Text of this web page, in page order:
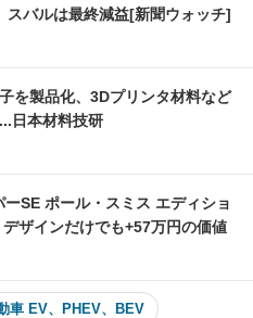
スバルは最終減益[新聞ウォッチ]
を製品化、3Dプリンタ材料など
日本材料技研
ーSE ポール・スミス エディショ
デザインだけでも+57万円の価値
車 EV、PHEV、BEV